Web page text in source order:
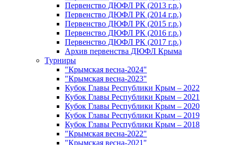
Первенство ДЮФЛ РК (2013 г.р.)
Первенство ДЮФЛ РК (2014 г.р.)
Первенство ДЮФЛ РК (2015 г.р.)
Первенство ДЮФЛ РК (2016 г.р.)
Первенство ДЮФЛ РК (2017 г.р.)
Архив первенства ДЮФЛ Крыма
Турниры
"Крымская весна-2024"
"Крымская весна-2023"
Кубок Главы Республики Крым – 2022
Кубок Главы Республики Крым – 2021
Кубок Главы Республики Крым – 2020
Кубок Главы Республики Крым – 2019
Кубок Главы Республики Крым – 2018
"Крымская весна-2022"
"Крымская весна-2021"